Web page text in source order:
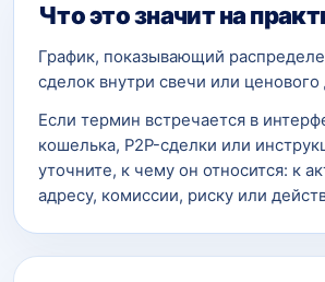
Что это значит на
График, показывающий
сделок внутри свечи или ценового
Если термин встречается в
кошелька, P2P-сделки или
уточните, к чему он относится: к
адресу, комиссии, риску или